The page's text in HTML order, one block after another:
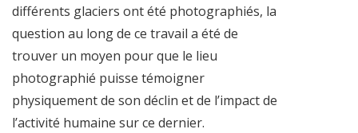
différents glaciers ont été photographiés, la
question au long de ce travail a été de
trouver un moyen pour que le lieu
photographié puisse témoigner
physiquement de son déclin et de l’impact de
l’activité humaine sur ce dernier.